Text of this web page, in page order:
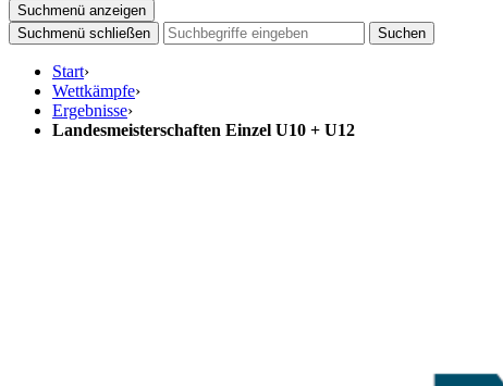
Suchmenü anzeigen
Suchmenü schließen
Suchen
Start›
Wettkämpfe›
Ergebnisse›
Landesmeisterschaften Einzel U10 + U12